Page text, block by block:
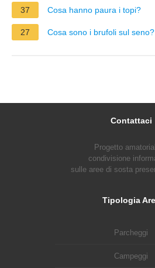
37 Cosa hanno paura i topi?
27 Cosa sono i brufoli sul seno?
Contattaci
Progetto
condivisione
sulle aree di sosta
Tipologia
Parcheggi
Campeggi